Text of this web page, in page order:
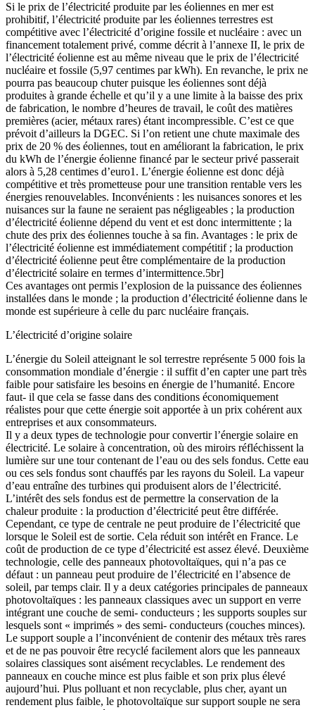
Si le prix de l’électricité produite par les éoliennes en mer est
prohibitif, l’électricité produite par les éoliennes terrestres est
compétitive avec l’électricité d’origine fossile et nucléaire : avec un
financement totalement privé, comme décrit à l’annexe II, le prix de
l’électricité éolienne est au même niveau que le prix de l’électricité
nucléaire et fossile (5,97 centimes par kWh). En revanche, le prix ne
pourra pas beaucoup chuter puisque les éoliennes sont déjà
produites à grande échelle et qu’il y a une limite à la baisse des prix
de fabrication, le nombre d’heures de travail, le coût des matières
premières (acier, métaux rares) étant incompressible. C’est ce que
prévoit d’ailleurs la DGEC. Si l’on retient une chute maximale des
prix de 20 % des éoliennes, tout en améliorant la fabrication, le prix
du kWh de l’énergie éolienne financé par le secteur privé passerait
alors à 5,28 centimes d’euro1. L’énergie éolienne est donc déjà
compétitive et très prometteuse pour une transition rentable vers les
énergies renouvelables. Inconvénients : les nuisances sonores et les
nuisances sur la faune ne seraient pas négligeables ; la production
d’électricité éolienne dépend du vent et est donc intermittente ; la
chute des prix des éoliennes touche à sa fin. Avantages : le prix de
l’électricité éolienne est immédiatement compétitif ; la production
d’électricité éolienne peut être complémentaire de la production
d’électricité solaire en termes d’intermittence.5br]
Ces avantages ont permis l’explosion de la puissance des éoliennes
installées dans le monde ; la production d’électricité éolienne dans le
monde est supérieure à celle du parc nucléaire français.
L’électricité d’origine solaire
L’énergie du Soleil atteignant le sol terrestre représente 5 000 fois la
consommation mondiale d’énergie : il suffit d’en capter une part très
faible pour satisfaire les besoins en énergie de l’humanité. Encore
faut- il que cela se fasse dans des conditions économiquement
réalistes pour que cette énergie soit apportée à un prix cohérent aux
entreprises et aux consommateurs.
Il y a deux types de technologie pour convertir l’énergie solaire en
électricité. Le solaire à concentration, où des miroirs réfléchissent la
lumière sur une tour contenant de l’eau ou des sels fondus. Cette eau
ou ces sels fondus sont chauffés par les rayons du Soleil. La vapeur
d’eau entraîne des turbines qui produisent alors de l’électricité.
L’intérêt des sels fondus est de permettre la conservation de la
chaleur produite : la production d’électricité peut être différée.
Cependant, ce type de centrale ne peut produire de l’électricité que
lorsque le Soleil est de sortie. Cela réduit son intérêt en France. Le
coût de production de ce type d’électricité est assez élevé. Deuxième
technologie, celle des panneaux photovoltaïques, qui n’a pas ce
défaut : un panneau peut produire de l’électricité en l’absence de
soleil, par temps clair. Il y a deux catégories principales de panneaux
photovoltaïques : les panneaux classiques avec un support en verre
intégrant une couche de semi- conducteurs ; les supports souples sur
lesquels sont « imprimés » des semi- conducteurs (couches minces).
Le support souple a l’inconvénient de contenir des métaux très rares
et de ne pas pouvoir être recyclé facilement alors que les panneaux
solaires classiques sont aisément recyclables. Le rendement des
panneaux en couche mince est plus faible et son prix plus élevé
aujourd’hui. Plus polluant et non recyclable, plus cher, ayant un
rendement plus faible, le photovoltaïque sur support souple ne sera